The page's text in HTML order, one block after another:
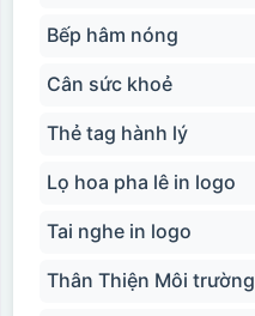
Bếp hâm nóng
Cân sức khoẻ
Thẻ tag hành lý
Lọ hoa pha lê in logo
Tai nghe in logo
Thân Thiện Môi trường